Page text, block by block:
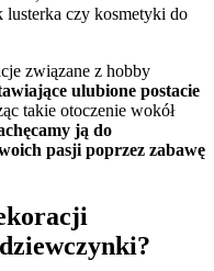
lusterka czy kosmetyki do
związane z hobby
ulubione postacie
takie otoczenie wokół
ją do
pasji poprzez zabawę